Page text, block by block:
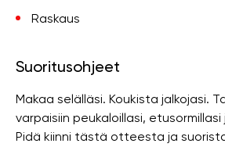
Raskaus
Suoritusohjeet
Makaa selälläsi. Koukista jalkojasi.
varpaisiin peukaloillasi, etusormillasi
Pidä kiinni tästä otteesta ja